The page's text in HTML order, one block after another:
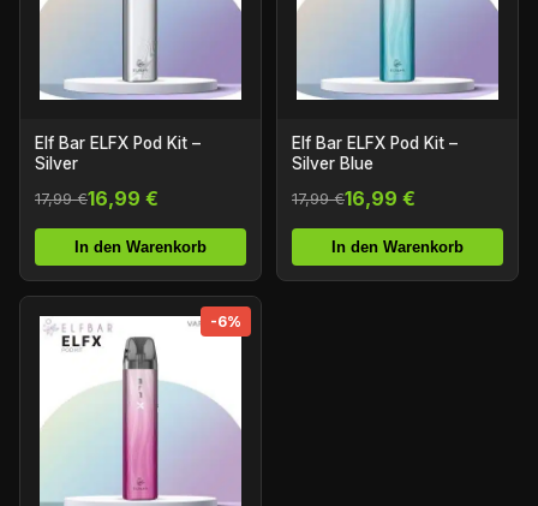
Elf Bar ELFX Pod Kit –
Silver
17,99 €16,99 €
In den Warenkorb
Elf Bar ELFX Pod Kit –
Silver Blue
17,99 €16,99 €
In den Warenkorb
-6%